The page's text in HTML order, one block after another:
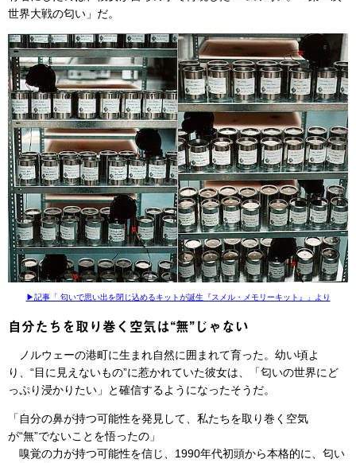
世界大戦の匂い」だ。
▶︎記事「 匂いで思い出を閉じ込めるキットが誕生『スメル・メモリーキット』」より
自分たちを取り巻く空気は“無”じゃない
ノルウェーの港町に生まれ自然に囲まれて育った。幼い頃よ
り、“目に見えないもの”に惹かれていた彼女は、「匂いの世界にど
っぷり浸かりたい」と確信するようになったそうだ。
「自分の鼻が持つ可能性を発見して、私たちを取り巻く空気
が“無”でないことを悟ったの」
嗅覚の力が持つ可能性を信じ、1990年代初頭から本格的に、匂い